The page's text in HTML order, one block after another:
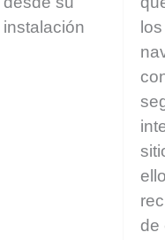
instalación
los
de